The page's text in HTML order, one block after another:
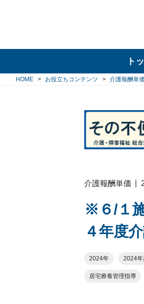
ト
HOME お役立ちコンテンツ 介護報酬単価
介護報酬単価
※６/１
４年度
2024年 2024年
居宅療養管理指導